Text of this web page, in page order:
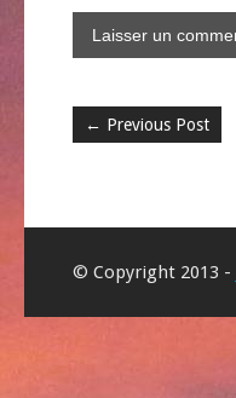
← Previous Post
© Copyright 2013 -